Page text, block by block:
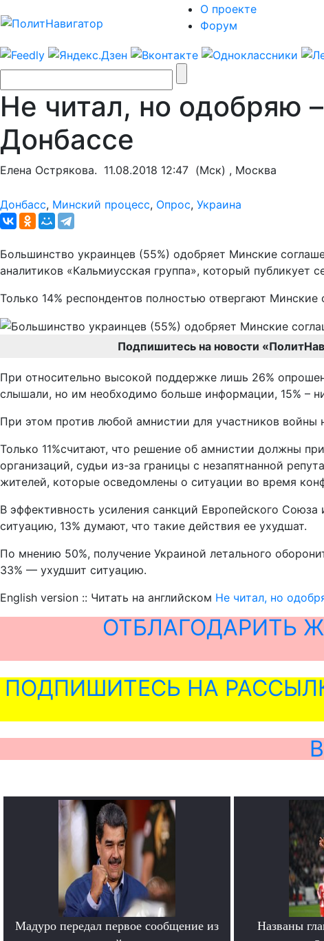
О проекте
Форум
Не читал, но одобряю
Донбассе
Елена Острякова. 11.08.2018 12:47 (Мск) , Москва
Донбасс, Минский процесс, Опрос, Украина
Большинство украинцев (55%) одобряет Минские
аналитиков «Кальмиусская группа», который публикует
Только 14% респондентов полностью отвергают
Подпишитесь на новости
При относительно высокой поддержке лишь 26%
слышали, но им необходимо больше информации, 15% –
При этом против любой амнистии для участников войны
Только 11%считают, что решение об амнистии должны
организаций, судьи из-за границы с незапятнанной
жителей, которые осведомлены о ситуации во время
В эффективность усиления санкций Европейского
ситуацию, 13% думают, что такие действия ее ухудшат.
По мнению 50%, получение Украиной летального
33% — ухудшит ситуацию.
English version :: Читать на английском Не читал, но
ОТБЛАГОДАРИТЬ
ПОДПИШИТЕСЬ НА
Мадуро передал первое сообщение из
Названы